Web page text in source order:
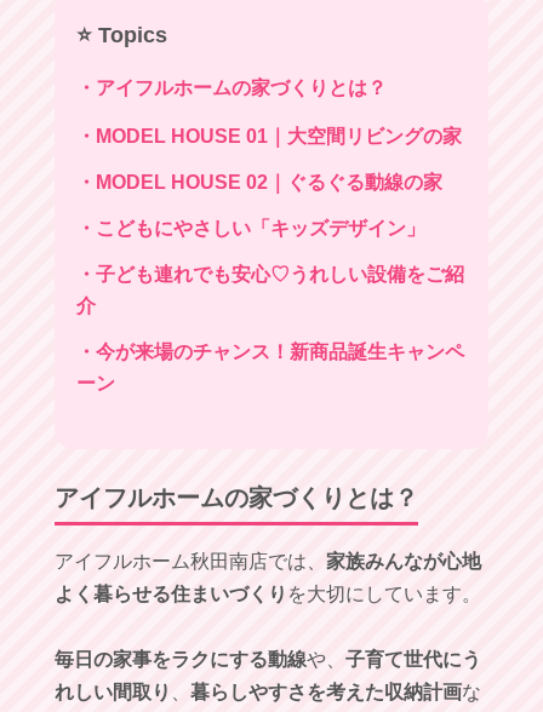
⭐️ Topics
・アイフルホームの家づくりとは？
・MODEL HOUSE 01｜大空間リビングの家
・MODEL HOUSE 02｜ぐるぐる動線の家
・こどもにやさしい「キッズデザイン」
・子ども連れでも安心♡うれしい設備をご紹
介
・今が来場のチャンス！新商品誕生キャンペ
ーン
アイフルホームの家づくりとは？
アイフルホーム秋田南店では、 家族みんなが心地
よく暮らせる住まいづくり を大切にしています。
毎日の家事をラクにする動線や、 子育て世代にう
れしい間取り
暮らしやすさを考えた収納計画な